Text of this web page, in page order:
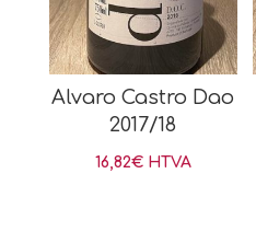
Alvaro Castro Dao
2017/18
16,82€ HTVA